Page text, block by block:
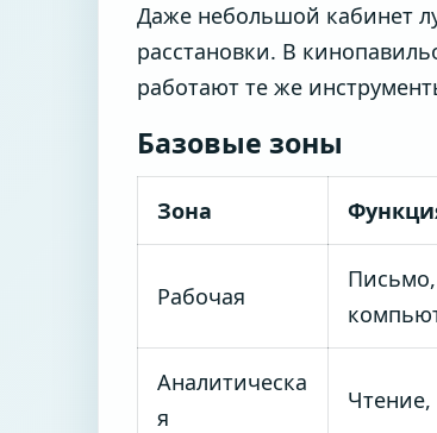
Даже небольшой кабинет
расстановки. В
работают те же
Базовые зоны
Зона
Рабочая
Аналитическа
я
Чтение,